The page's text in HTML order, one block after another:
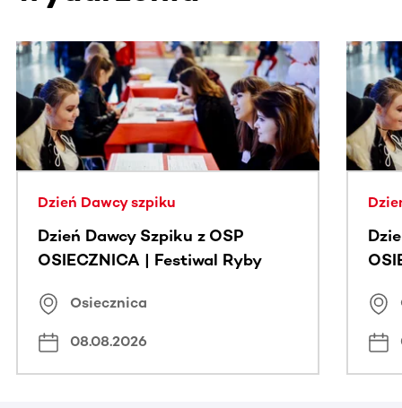
Ta sekcja zawiera treści przewijane w poziomie. Użyj
Dzień Dawcy szpiku
Dzień Dawcy Szpiku z OSP
OSIECZNICA | Festiwal Ryby
Osiecznica
08.08.2026